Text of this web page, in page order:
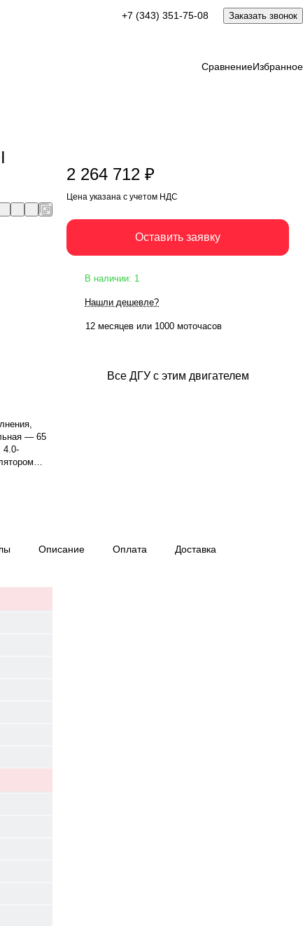
+7 (343) 351-75-08 Заказать звонок
СравнениеИзбранное
Оставить заявку
— 65
4.0-
2 264 712 ₽
Цена указана с учетом НДС
Оставить заявку
В наличии: 1
Нашли дешевле?
12 месяцев или 1000 моточасов
Все ДГУ с этим двигателем
Описание Оплата Доставка